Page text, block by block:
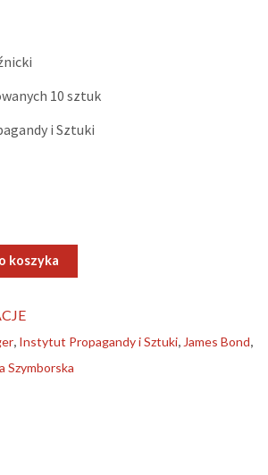
10 sztuk
i Sztuki
koszyka
, Instytut Propagandy i Sztuki,James Bond,
Szymborska